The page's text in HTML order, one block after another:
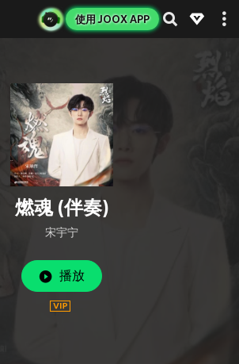
使用 JOOX APP
燃魂 (伴奏)
宋宇宁
播放